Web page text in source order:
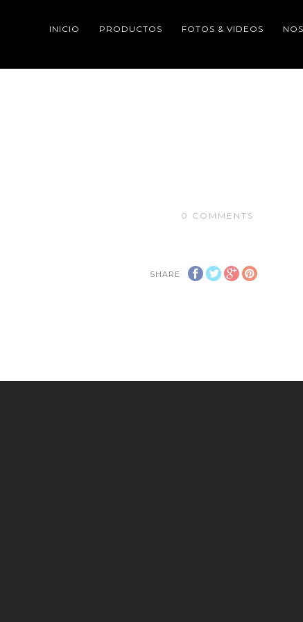
INICIO PRODUCTOS FOTOS & VIDEOS
0 COMMENTS
SHARE